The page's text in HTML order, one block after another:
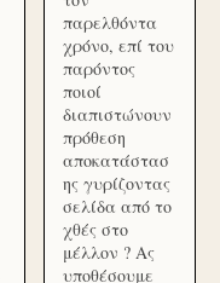
παρελθόντα
χρόνο, επί του
παρόντος
ποιοί
διαπιστώνουν
πρόθεση
αποκατάστασ
ης γυρίζοντας
σελίδα από το
χθές στο
μέλλον ? Ας
υποθέσουμε